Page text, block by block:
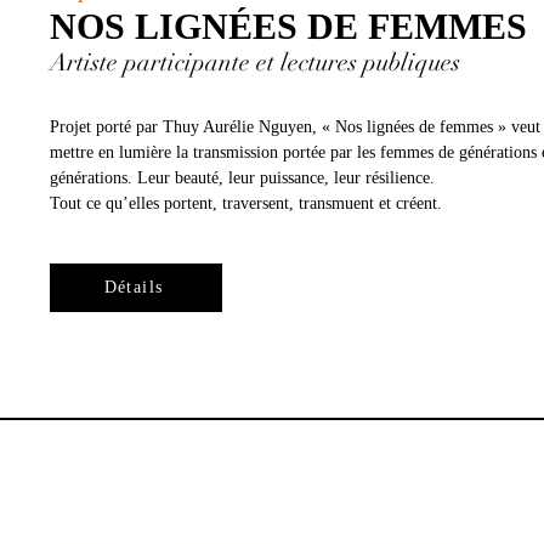
NOS LIGNÉES DE FEMMES
Artiste participante et lectures publiques
Projet porté par Thuy Aurélie Nguyen, « Nos lignées de femmes » veut
mettre en lumière la transmission portée par les femmes de générations
générations. Leur beauté, leur puissance, leur résilience.
Tout ce qu’elles portent, traversent, transmuent et créent.
Détails